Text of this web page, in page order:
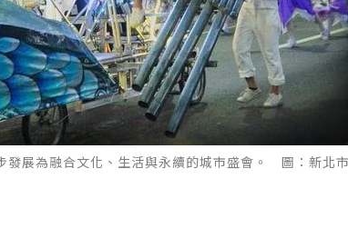
展為融合文化、生活與永續的城市盛會。 圖：新北